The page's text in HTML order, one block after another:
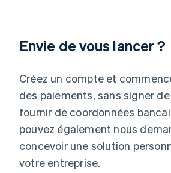
Envie de vous lancer ?
Créez un compte et
des paiements, sans signer
fournir de coordonnées
pouvez également nous
concevoir une solution
votre entreprise.
Deutsch English
Luxembourg
FrançaisDeutsch English
Malaisie
English 简体中文
Malte
English
EspañolEnglish